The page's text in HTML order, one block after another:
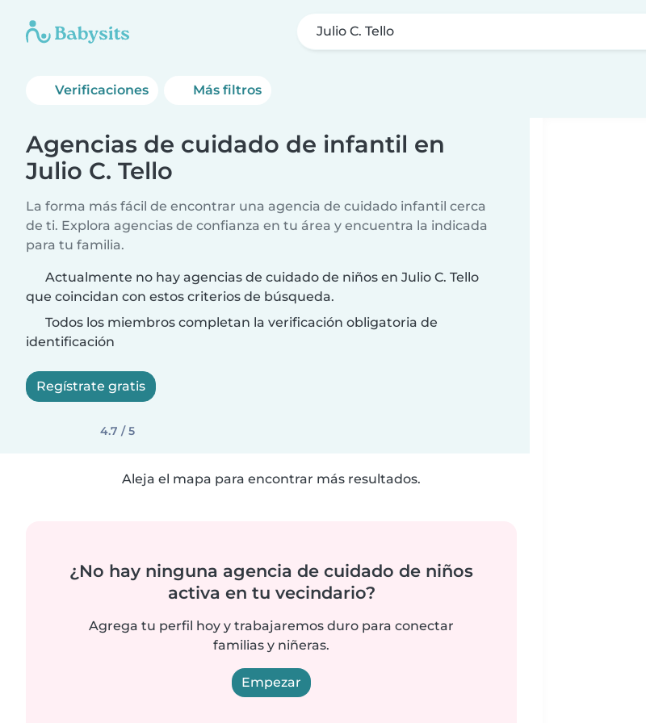
Julio C. Tello
Verificaciones Más filtros
Agencias de cuidado de infantil en
Julio C. Tello
La forma más fácil de encontrar una agencia de cuidado infantil cerca
de ti. Explora agencias de confianza en tu área y encuentra la indicada
para tu familia.
Actualmente no hay agencias de cuidado de niños en Julio C. Tello
que coincidan con estos criterios de búsqueda.
Todos los miembros completan la verificación obligatoria de
identificación
Regístrate gratis
4.7 / 5
Aleja el mapa para encontrar más resultados.
¿No hay ninguna agencia de cuidado de niños
activa en tu vecindario?
Agrega tu perfil hoy y trabajaremos duro para conectar
familias y niñeras.
Empezar